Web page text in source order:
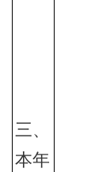
三、
本年